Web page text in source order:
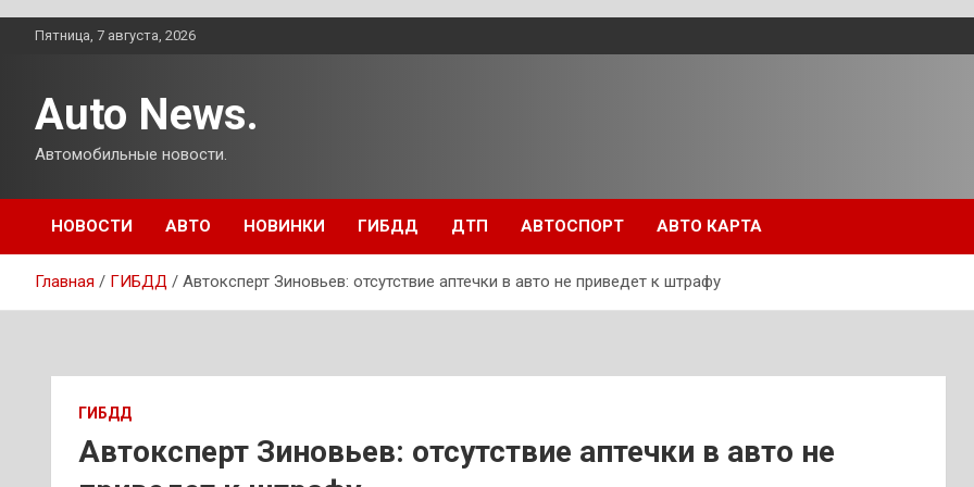
ПерейтиПятница, 7 августа, 2026
Auto News.
Автомобильные новости.
НОВОСТИ АВТО НОВИНКИ ГИБДД ДТП АВТОСПОРТ АВТО КАРТА
Главная ГИБДД Автоксперт Зиновьев: отсутствие аптечки в авто не приведет к штрафу
ГИБДД
Автоксперт Зиновьев: отсутствие аптечки в авто не